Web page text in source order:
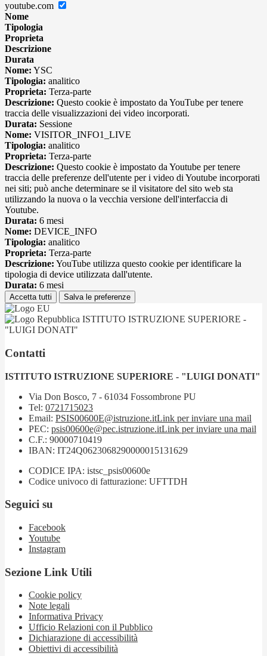
youtube.com
Nome
Tipologia
Proprieta
Descrizione
Durata
Nome: YSC
Tipologia: analitico
Proprieta: Terza-parte
Descrizione: Questo cookie è impostato da YouTube per tenere
traccia delle visualizzazioni dei video incorporati.
Durata: Sessione
Nome: VISITOR_INFO1_LIVE
Tipologia: analitico
Proprieta: Terza-parte
Descrizione: Questo cookie è impostato da Youtube per tenere
traccia delle preferenze dell'utente per i video di Youtube incorporati
nei siti; può anche determinare se il visitatore del sito web sta
utilizzando la nuova o la vecchia versione dell'interfaccia di
Youtube.
Durata: 6 mesi
Nome: DEVICE_INFO
Tipologia: analitico
Proprieta: Terza-parte
Descrizione: YouTube utilizza questo cookie per identificare la
tipologia di device utilizzata dall'utente.
Durata: 6 mesi
Accetta tutti Salva le preferenze
ISTITUTO ISTRUZIONE SUPERIORE -
"LUIGI DONATI"
Contatti
ISTITUTO ISTRUZIONE SUPERIORE - "LUIGI DONATI"
Via Don Bosco, 7 - 61034 Fossombrone PU
Tel: 0721715023
Email: PSIS00600E@istruzione.itLink per inviare una mail
PEC: psis00600e@pec.istruzione.itLink per inviare una mail
C.F.: 90000710419
IBAN: IT24Q0623068290000015131629
CODICE IPA: istsc_psis00600e
Codice univoco di fatturazione: UFTTDH
Seguici su
Facebook
Youtube
Instagram
Sezione Link Utili
Cookie policy
Note legali
Informativa Privacy
Ufficio Relazioni con il Pubblico
Dichiarazione di accessibilità
Obiettivi di accessibilità